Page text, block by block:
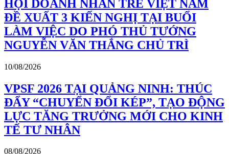
HỘI DOANH NHÂN TRẺ VIỆT NAM
ĐỀ XUẤT 3 KIẾN NGHỊ TẠI BUỔI
LÀM VIỆC DO PHÓ THỦ TƯỚNG
NGUYỄN VĂN THẮNG CHỦ TRÌ
10/08/2026
VPSF 2026 TẠI QUẢNG NINH: THÚC
ĐẨY “CHUYỂN ĐỔI KÉP”, TẠO ĐỘNG
LỰC TĂNG TRƯỞNG MỚI CHO KINH
TẾ TƯ NHÂN
08/08/2026